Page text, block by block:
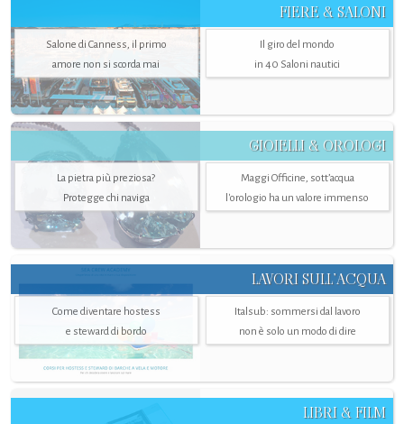
FIERE & SALONI
Salone di Canness, il primo
amore non si scorda mai
Il giro del mondo
in 40 Saloni nautici
GIOIELLI & OROLOGI
La pietra più preziosa?
Protegge chi naviga
Maggi Officine, sott’acqua
l'orologio ha un valore immenso
LAVORI SULL’ACQUA
Come diventare hostess
e steward di bordo
Italsub: sommersi dal lavoro
non è solo un modo di dire
LIBRI & FILM